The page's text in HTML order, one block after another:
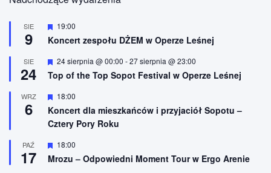
SIE
9
W
r
ż
n
o
n
e
19:00
Koncert zespołu DŻEM w Operze Leśnej
SIE
24
W
r
ż
n
o
e
24 sierpnia @ 00:00 -27 sierpnia @ 23:00
Top of the Top Sopot Festival w Operze Leśnej
WRZ
6
W
r
ó
n
o
18:00
Koncert dla mieszkańców i przyjaciół Sopotu –
Cztery Pory Roku
PAŹ
17
W
r
18:00
Mrozu – Odpowiedni Moment Tour w Ergo Arenie